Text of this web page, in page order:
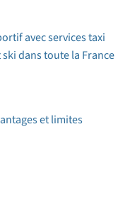
avec services taxi
dans toute la France
et limites